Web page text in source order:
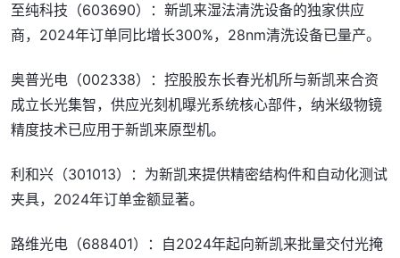
至纯科技（603690）：新凯来湿法清洗设备的独家供应
商，2024年订单同比增长300%，28nm清洗设备已量产。
奥普光电（002338）：控股股东长春光机所与新凯来合资
成立长光集智，供应光刻机曝光系统核心部件，纳米级物镜
精度技术已应用于新凯来原型机。
利和兴（301013）：为新凯来提供精密结构件和自动化测试
夹具，2024年订单金额显著。
路维光电（688401）：自2024年起向新凯来批量交付光掩